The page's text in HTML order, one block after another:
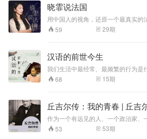
晓霏说法国
用中国人的视角，还原一个最真实的
59
29期
汉语的前世今生
我们生活中最经常、最频繁的行为是
呼吸，大概就是说话了。说话，也就
言，包括用语言进行无声的思考，是
么说、这么写。本栏目即是从日常生
现象出发，揭示其背后语音、词义、
演变，在知其然的基础上，知其所以然。
一个有趣的语言现象为主要内容，讲
变和演变中的语言规律，让大家更了
68 15期
丘吉尔传：我的青春 | 丘吉
记
作为一个有远见的人、一个政治家、
家和一个口才 好的反对纳粹德国的演
顿·S.丘吉尔是20世纪 伟大的人物之一
53 53期